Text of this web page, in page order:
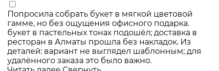
Попросила собрать букет в мягкой цветовой
гамме, но без ощущения офисного подарка.
букет в пастельных тонах подошёл; доставка в
ресторан в Алматы прошла без накладок. Из
деталей: вариант не выглядел шаблонным; для
удалённого заказа это было важно.